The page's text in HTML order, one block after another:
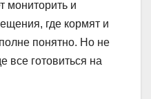
мониторить и
где кормят и
понятно. Но не
все готовиться на